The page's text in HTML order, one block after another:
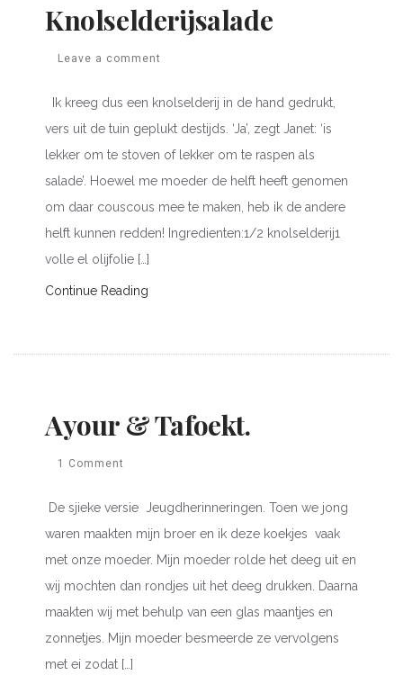
Knolselderijsalade
Leave a comment
Ik kreeg dus een knolselderij in de hand gedrukt,
vers uit de tuin geplukt destijds. ‘Ja’, zegt Janet: ‘is
lekker om te stoven of lekker om te raspen als
salade’. Hoewel me moeder de helft heeft genomen
om daar couscous mee te maken, heb ik de andere
helft kunnen redden! Ingredienten:1/2 knolselderij1
volle el olijfolie […]
Continue Reading
Ayour & Tafoekt.
1 Comment
De sjieke versie Jeugdherinneringen. Toen we jong
waren maakten mijn broer en ik deze koekjes vaak
met onze moeder. Mijn moeder rolde het deeg uit en
wij mochten dan rondjes uit het deeg drukken. Daarna
maakten wij met behulp van een glas maantjes en
zonnetjes. Mijn moeder besmeerde ze vervolgens
met ei zodat […]